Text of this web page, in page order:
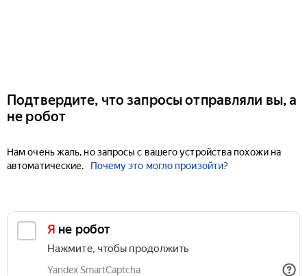
Подтвердите, что запросы отправляли вы, а
не робот
Нам очень жаль, но запросы с вашего устройства похожи на
автоматические.
Почему это могло произойти?
Я не робот
Нажмите, чтобы продолжить
Yandex SmartCaptcha